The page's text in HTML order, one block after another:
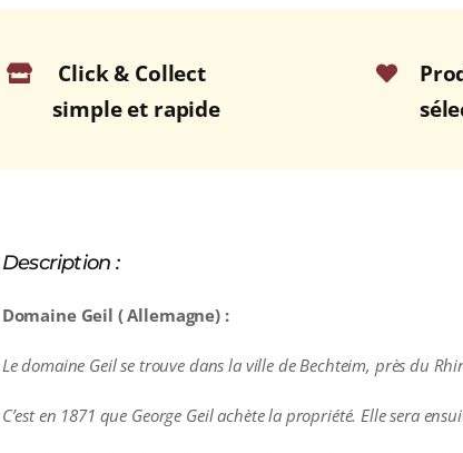
Click & Collect
simple et rapide
Description :
Domaine Geil ( Allemagne) :
Le domaine Geil se trouve dans la ville de Bechteim, près du
C’est en 1871 que George Geil achète la propriété. Elle sera